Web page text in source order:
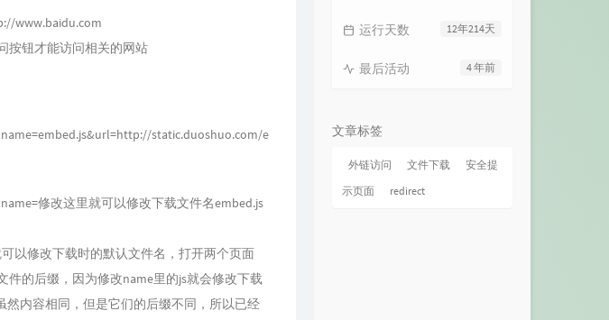
www.baidu.com
按钮才能访问相关的网站
static.duoshuo.com/e
修改这里就可以修改下载文件名embed.js
以修改下载时的默认文件名，打开两个页面
的后缀，因为修改name里的js就会修改下载
然内容相同，但是它们的后缀不同，所以已经
12年214天
运行天数
4 年前
最后活动
文章标签
外链访问 文件下载
安全提
示页面
redirect